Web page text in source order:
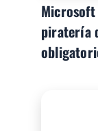
piratería